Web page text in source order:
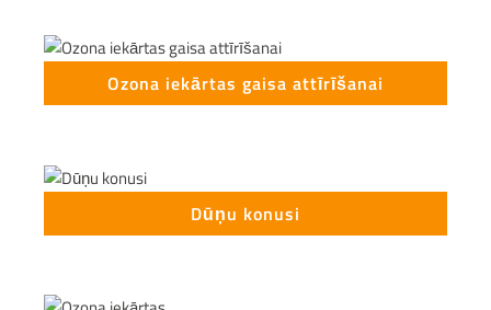
Ozona iekārtas gaisa attīrīšanai
Dūņu konusi
This form is temporarily unavailable.